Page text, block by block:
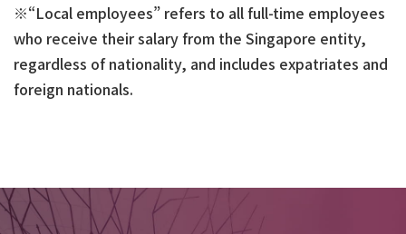
※“Local employees” refers to all full-time employees
who receive their salary from the Singapore entity,
regardless of nationality, and includes expatriates and
foreign nationals.